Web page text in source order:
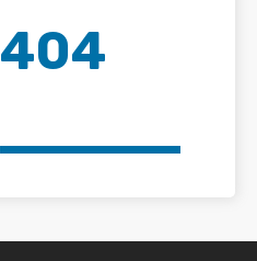
404